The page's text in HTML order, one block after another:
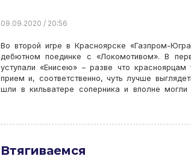
09.09.2020 / 20:56
Во второй игре в Красноярске «Газпром-
дебютном поединке с «Локомотивом». В
уступали «Енисею» – разве что
прием и, соответственно, чуть лучше
шли в кильватере соперника и вполне
Втягиваемся